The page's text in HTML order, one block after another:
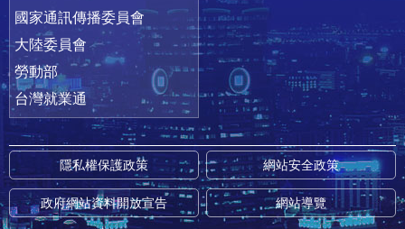
國家通訊傳播委員會
大陸委員會
勞動部
台灣就業通
隱私權保護政策 網站安全政策
政府網站資料開放宣告 網站導覽